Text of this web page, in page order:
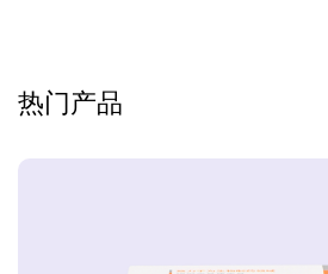
热门产品